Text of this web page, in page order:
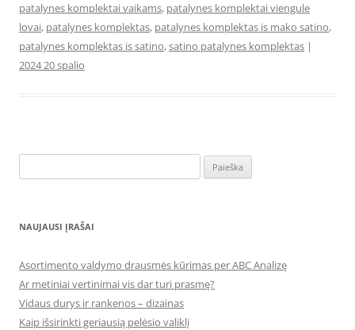
patalynes komplektai vaikams, patalynes komplektai viengule
lovai, patalynes komplektas, patalynes komplektas is mako satino,
patalynes komplektas is satino,satino patalynes komplektas |
2024 20 spalio
NAUJAUSI ĮRAŠAI
Asortimento valdymo drausmės kūrimas per ABC Analizę
Ar metiniai vertinimai vis dar turi prasmę?
Vidaus durys ir rankenos – dizainas
Kaip išsirinkti geriausią pelėsio valiklį